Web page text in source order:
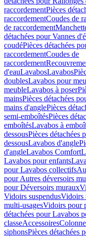
raccordementPièces
raccordementCoudes de
de raccordement
détachées pour Vannes
coudéPièces détachées
raccordementCoudes de
raccordement
d'eauLavabosLavabos
doublesLavabos pour
meubleLavabos à poser
mainsPièces détachées
mains d'anglePièces
semi-emboîtésPièces
emboîtésLavabos à
dessousPièces détachées
dessousLavabos d'angle
d'angleLavabos Comfort
Lavabos pour enfants
pour Lavabos collectifs
pour Autres déversoirs
pour Déversoirs muraux
Vidoirs suspendusVidoirs
multi-usagesVidoirs pour
détachées pour Lavabos
classeAccessoires
siphonsPièces détachées